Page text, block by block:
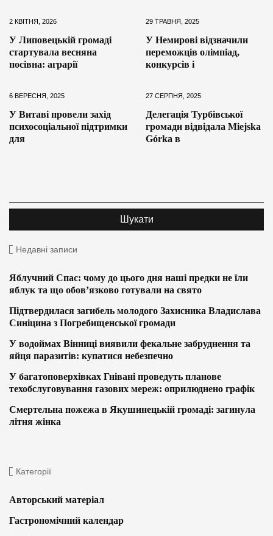
2 КВІТНЯ, 2026
У Липовецькій громаді
стартувала весняна
посівна: аграрії
29 ТРАВНЯ, 2025
У Немирові відзначили
переможців олімпіад,
конкурсів і
6 ВЕРЕСНЯ, 2025
У Витаві провели захід
психосоціальної підтримки
для
27 СЕРПНЯ, 2025
Делегація Турбівської
громади відвідала Miejska
Górka в
Недавні записи
Яблучний Спас: чому до цього дня наші предки не їли
яблук та що обов’язково готували на свято
Підтвердилася загибель молодого Захисника Владислава
Синіцина з Погребищенської громади
У водоймах Вінниці виявили фекальне забруднення та
яйця паразитів: купатися небезпечно
У багатоповерхівках Гнівані проведуть планове
техобслуговування газових мереж: оприлюднено графік
Смертельна пожежа в Якушинецькій громаді: загинула
літня жінка
Категорії
Авторський матеріал
Гастрономічний календар